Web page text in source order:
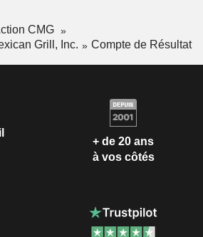
CMG
Grill, Inc.
Compte de Résultat
+ de 20 ans
à vos côtés